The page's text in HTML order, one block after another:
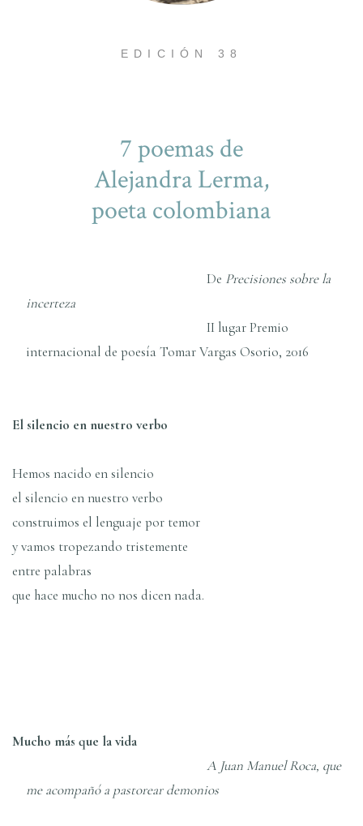
EDICIÓN 38
7 poemas de
Alejandra Lerma,
poeta colombiana
De Precisiones sobre la
incerteza
II lugar Premio
internacional de poesí­a Tomar Vargas Osorio, 2016
El silencio en nuestro verbo
Hemos nacido en silencio
el silencio en nuestro verbo
construimos el lenguaje por temor
y vamos tropezando tristemente
entre palabras
que hace mucho no nos dicen nada.
Mucho más que la vida
A Juan Manuel Roca, que
me acompañó a pastorear demonios